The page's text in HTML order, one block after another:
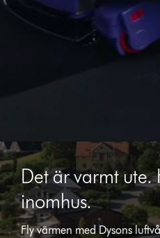
Det är varmt ute.
inomhus.
Fly värmen med Dysons